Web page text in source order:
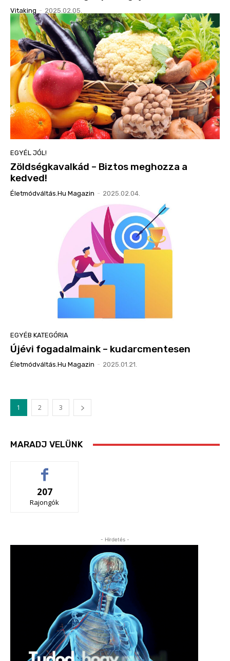
Vitaking - 2025.02.05.
EGYÉL JÓL!
Zöldségkavalkád – Biztos meghozza a
kedved!
Életmódváltás.hu Magazin - 2025.02.04.
EGYÉB KATEGÓRIA
Újévi fogadalmaink – kudarcmentesen
Életmódváltás.hu Magazin - 2025.01.21.
1 2 3
MARADJ VELÜNK
207
Rajongók
- Hirdetés -